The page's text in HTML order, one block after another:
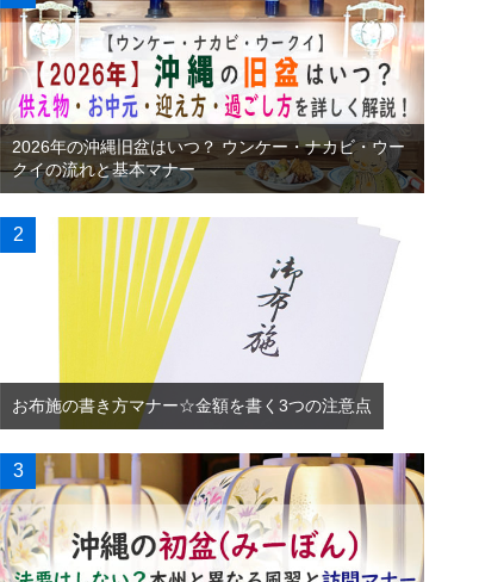
2026年の沖縄旧盆はいつ？ ウンケー・ナカビ・ウー
クイの流れと基本マナー
お布施の書き方マナー☆金額を書く3つの注意点